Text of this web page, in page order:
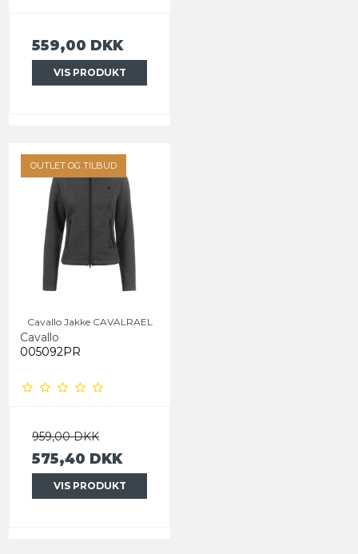
559,00 DKK
VIS PRODUKT
OUTLET OG TILBUD
Cavallo Jakke CAVALRAEL
Cavallo
005092PR
959,00 DKK
575,40 DKK
VIS PRODUKT